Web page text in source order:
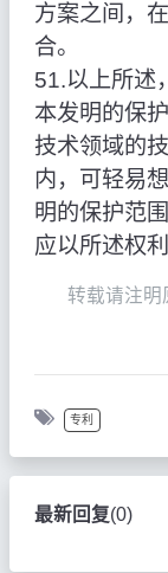
方案之间，
合。
51.以上所述
本发明的保
技术领域的
内，可轻易
明的保护范
应以所述权
转载请注明
专利
最新回复(0)